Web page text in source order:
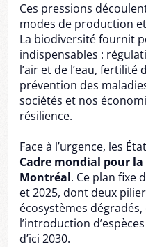
Ces pressions
modes de production
La biodiversité fournit
indispensables :
l’air et de l’eau,
prévention des
sociétés et nos
résilience.
Face à l’urgence, les
Cadre mondial pour
Montréal. Ce plan fixe
et 2025, dont deux
écosystèmes
l’introduction
d’ici 2030.